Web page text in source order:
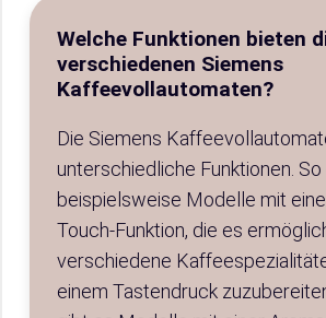
Welche Funktionen bieten
verschiedenen Siemens
Kaffeevollautomaten?
Die Siemens
unterschiedliche Funktionen.
beispielsweise Modelle mit
Touch-Funktion, die es
verschiedene
einem Tastendruck